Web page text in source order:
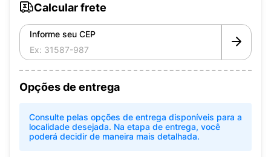
Calcular frete
Informe seu CEP
Opções de entrega
Consulte pelas opções de entrega disponíveis para a
localidade desejada. Na etapa de entrega, você
poderá decidir de maneira mais detalhada.